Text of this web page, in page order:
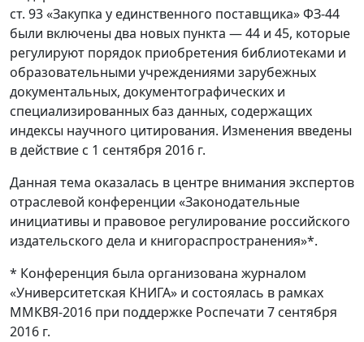
ст. 93 «Закупка у единственного поставщика» ФЗ-44
были включены два новых пункта — 44 и 45, которые
регулируют порядок приобретения библиотеками и
образовательными учреждениями зарубежных
документальных, документографических и
специализированных баз данных, содержащих
индексы научного цитирования. Изменения введены
в действие с 1 сентября 2016 г.
Данная тема оказалась в центре внимания экспертов
отраслевой конференции «Законодательные
инициативы и правовое регулирование российского
издательского дела и книгораспространения»*.
* Конференция была организована журналом
«Университетская КНИГА» и состоялась в рамках
ММКВЯ-2016 при поддержке Роспечати 7 сентября
2016 г.